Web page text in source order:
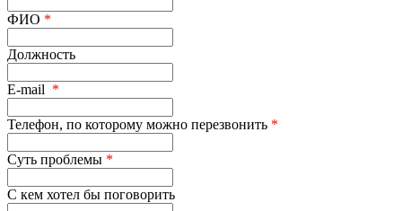
ФИО *
Должность
E-mail *
Телефон, по которому можно перезвонить *
Суть проблемы *
С кем хотел бы поговорить